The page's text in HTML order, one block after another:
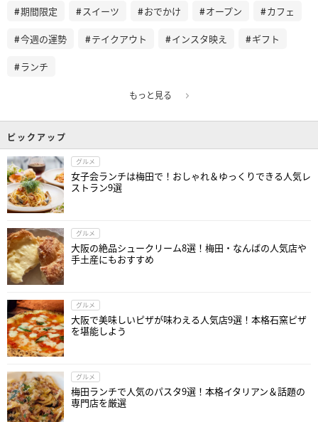
期間限定 スイーツ おでかけ オープン カフェ
今週の運勢 テイクアウト インスタ映え ギフト
ランチ
もっと見る
ピックアップ
グルメ
女子会ランチは梅田で！おしゃれ＆ゆっくりできる人気レ
ストラン9選
グルメ
大阪の絶品シュークリーム8選！梅田・なんばの人気店や
手土産にもおすすめ
グルメ
大阪で美味しいピザが味わえる人気店9選！本格石窯ピザ
を堪能しよう
グルメ
梅田ランチで人気のパスタ9選！本格イタリアン＆話題の
専門店を厳選